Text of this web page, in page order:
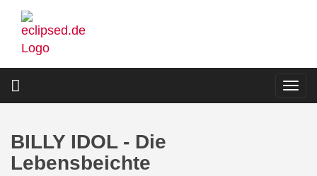
Direkt
zum
Inhalt
BILLY IDOL - Die
Lebensbeichte